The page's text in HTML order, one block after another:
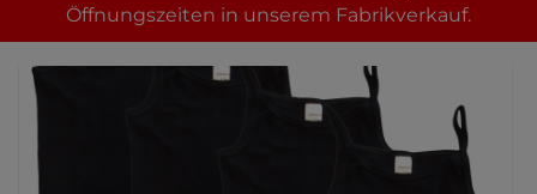
Öffnungszeiten in unserem Fabrikverkauf.